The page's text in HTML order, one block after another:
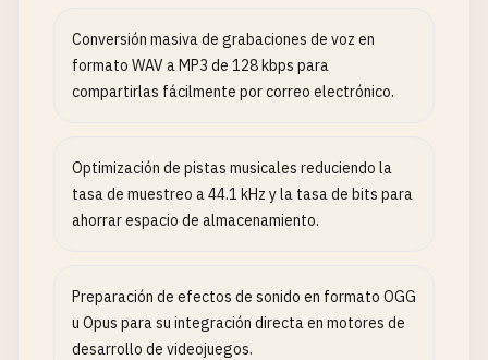
Conversión masiva de grabaciones de voz en
formato WAV a MP3 de 128 kbps para
compartirlas fácilmente por correo electrónico.
Optimización de pistas musicales reduciendo la
tasa de muestreo a 44.1 kHz y la tasa de bits para
ahorrar espacio de almacenamiento.
Preparación de efectos de sonido en formato OGG
u Opus para su integración directa en motores de
desarrollo de videojuegos.